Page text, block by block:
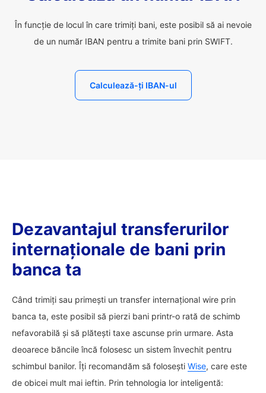
În funcție de locul în care trimiți bani, este posibil să ai nevoie
de un număr IBAN pentru a trimite bani prin SWIFT.
Calculează-ți IBAN-ul
Dezavantajul transferurilor
internaționale de bani prin
banca ta
Când trimiți sau primești un transfer internațional wire prin
banca ta, este posibil să pierzi bani printr-o rată de schimb
nefavorabilă și să plătești taxe ascunse prin urmare. Asta
deoarece băncile încă folosesc un sistem învechit pentru
schimbul banilor. Îți recomandăm să folosești Wise, care este
de obicei mult mai ieftin. Prin tehnologia lor inteligentă: